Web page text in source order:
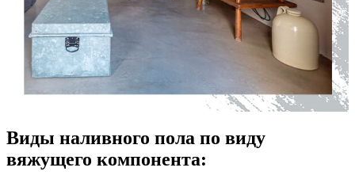
Виды наливного пола по виду
вяжущего компонента: